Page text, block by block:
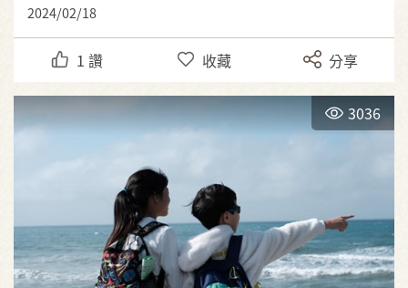
2024/02/18
1 讚 收藏 分享
3036